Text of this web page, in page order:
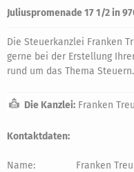
Juliuspromenade 17 1/2 in
Die Steuerkanzlei Franken
gerne bei der Erstellung
rund um das Thema Steuern.
Die Kanzlei: Franken
Kontaktdaten:
Name:
Franken